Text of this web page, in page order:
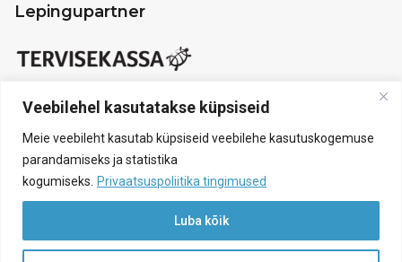
Veebilehel kasutatakse küpsiseid
Meie veebileht kasutab küpsiseid veebilehe kasutuskogemuse
parandamiseks ja statistika
kogumiseks. Privaatsuspoliitika tingimused
Luba kõik
Lepingupartner